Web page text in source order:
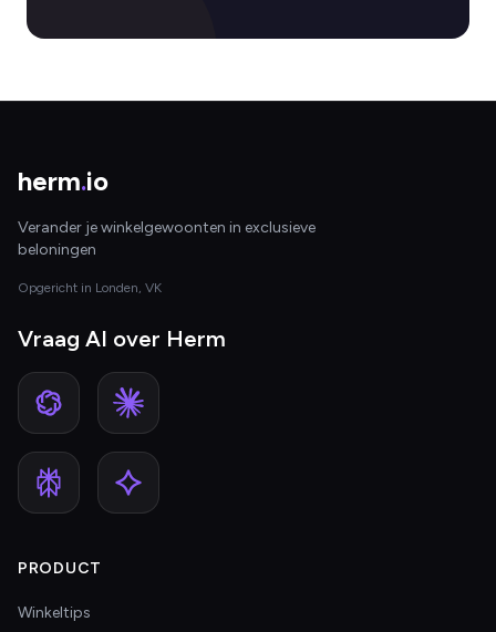
herm.io
Verander je winkelgewoonten in exclusieve
beloningen
Opgericht in Londen, VK
Vraag AI over Herm
PRODUCT
Winkeltips